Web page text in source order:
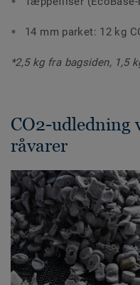
14 mm parket: 12 kg
*2,5 kg fra bagsiden, 1,5
CO2-udledning
råvarer